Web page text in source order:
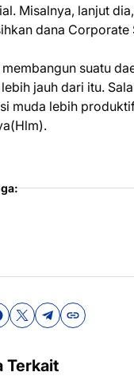
Misalnya, lanjut
dana
membangun suatu
jauh dari itu.
muda lebih
Terkait